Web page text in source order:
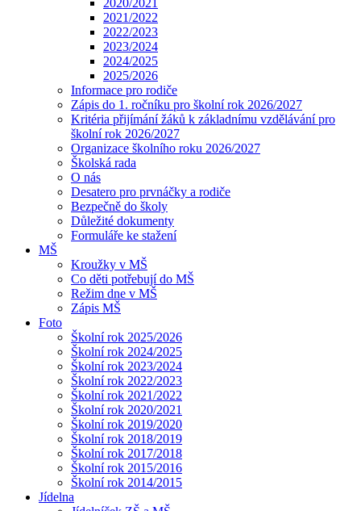
2021/2022
2022/2023
2023/2024
2024/2025
2025/2026
Informace pro rodiče
Zápis do 1. ročníku pro školní rok 2026/2027
Kritéria přijímání žáků k základnímu vzdělávání pro
školní rok 2026/2027
Organizace školního roku 2026/2027
Školská rada
O nás
Desatero pro prvnáčky a rodiče
Bezpečně do školy
Důležité dokumenty
Formuláře ke stažení
MŠ
Kroužky v MŠ
Co děti potřebují do MŠ
Režim dne v MŠ
Zápis MŠ
Foto
Školní rok 2025/2026
Školní rok 2024/2025
Školní rok 2023/2024
Školní rok 2022/2023
Školní rok 2021/2022
Školní rok 2020/2021
Školní rok 2019/2020
Školní rok 2018/2019
Školní rok 2017/2018
Školní rok 2015/2016
Školní rok 2014/2015
Jídelna